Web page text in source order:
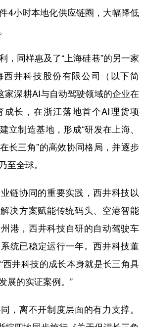
4小时本地化供应链圈，大幅降低
同样惠及了“上海硅巷”的另一家
井科技股份有限公司（以下简
家深耕AI与自动驾驶领域的企业在
成长，在浙江落地首个AI理货项
立制造基地，形成“研发在上海、
长三角”的高效协同格局，并逐步
至全球。
协同的重要实践，西井科技以
决方案赋能传统码头、空港智能
港，西井科技自研的自动驾驶车
统已稳定运行一年。西井科技董
西井科技的成长本身就是长三角具
展的实证案例。”
离不开制度层面的有力支撑。